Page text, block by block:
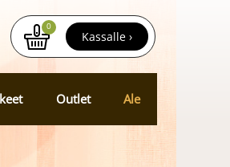
0
Kassalle ›
Outlet Ale